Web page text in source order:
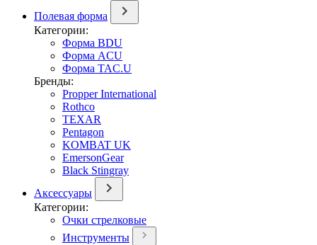
Полевая форма
Категории:
Форма BDU
Форма ACU
Форма TAC.U
Бренды:
Propper International
Rothco
TEXAR
Pentagon
KOMBAT UK
EmersonGear
Black Stingray
Аксессуары
Категории:
Очки стрелковые
Инструменты